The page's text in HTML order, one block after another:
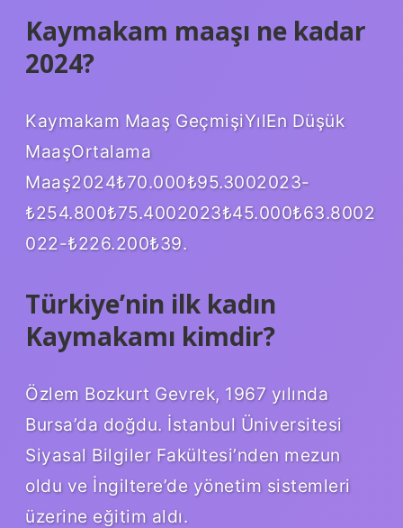
Kaymakam maaşı ne kadar
2024?
Kaymakam Maaş GeçmişiYılEn Düşük
MaaşOrtalama
Maaş2024₺70.000₺95.3002023-
₺254.800₺75.4002023₺45.000₺63.8002
022-₺226.200₺39.
Türkiye’nin ilk kadın
Kaymakamı kimdir?
Özlem Bozkurt Gevrek, 1967 yılında
Bursa’da doğdu. İstanbul Üniversitesi
Siyasal Bilgiler Fakültesi’nden mezun
oldu ve İngiltere’de yönetim sistemleri
üzerine eğitim aldı.